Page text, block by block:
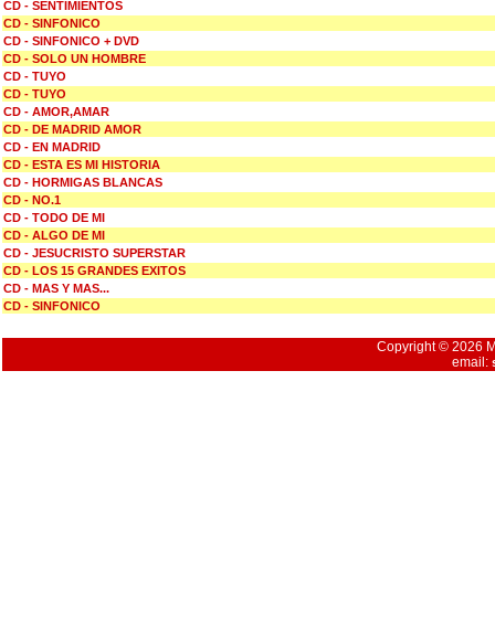
CD - SENTIMIENTOS
CD - SINFONICO
CD - SINFONICO + DVD
CD - SOLO UN HOMBRE
CD - TUYO
CD - TUYO
CD - AMOR,AMAR
CD - DE MADRID AMOR
CD - EN MADRID
CD - ESTA ES MI HISTORIA
CD - HORMIGAS BLANCAS
CD - NO.1
CD - TODO DE MI
CD - ALGO DE MI
CD - JESUCRISTO SUPERSTAR
CD - LOS 15 GRANDES EXITOS
CD - MAS Y MAS...
CD - SINFONICO
Copyright © 2026
email: